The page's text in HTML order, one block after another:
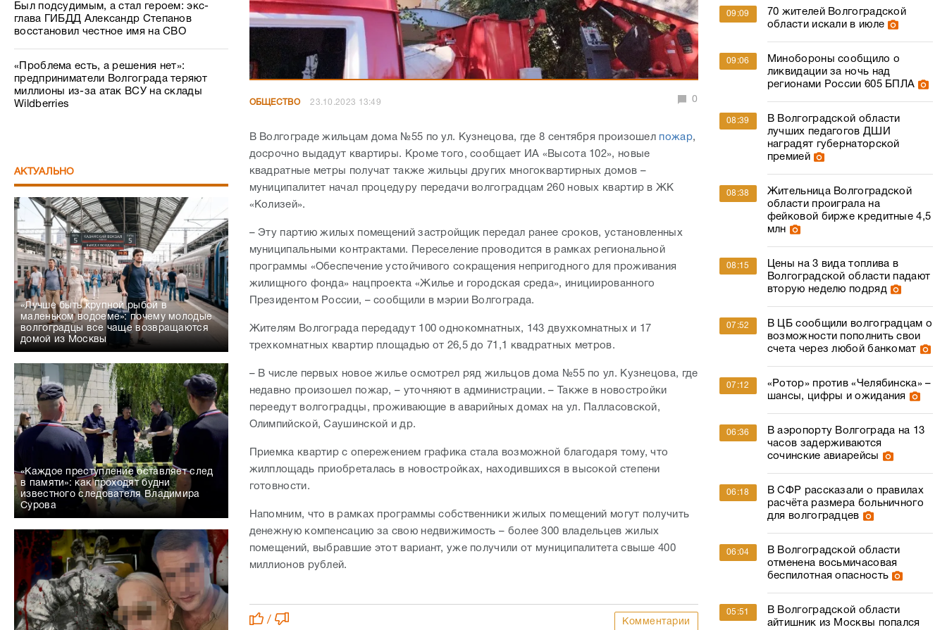
Был подсудимым, а стал героем: экс-
глава ГИБДД Александр Степанов
восстановил честное имя на СВО
«Проблема есть, а решения нет»:
предприниматели Волгограда теряют
миллионы из-за атак ВСУ на склады
Wildberries
АКТУАЛЬНО
«Лучше быть крупной рыбой в
маленьком водоеме»: почему молодые
волгоградцы все чаще возвращаются
домой из Москвы
«Каждое преступление оставляет след
в памяти»: как проходят будни
известного следователя Владимира
Сурова
ОБЩЕСТВО 23.10.2023 13:49 0
В Волгограде жильцам дома №55 по ул. Кузнецова, где 8 сентября произошел пожар,
досрочно выдадут квартиры. Кроме того, сообщает ИА «Высота 102», новые
квадратные метры получат также жильцы других многоквартирных домов –
муниципалитет начал процедуру передачи волгоградцам 260 новых квартир в ЖК
«Колизей».
– Эту партию жилых помещений застройщик передал ранее сроков, установленных
муниципальными контрактами. Переселение проводится в рамках региональной
программы «Обеспечение устойчивого сокращения непригодного для проживания
жилищного фонда» нацпроекта «Жилье и городская среда», инициированного
Президентом России, – сообщили в мэрии Волгограда.
Жителям Волгограда передадут 100 однокомнатных, 143 двухкомнатных и 17
трехкомнатных квартир площадью от 26,5 до 71,1 квадратных метров.
– В числе первых новое жилье осмотрел ряд жильцов дома №55 по ул. Кузнецова, где
недавно произошел пожар, – уточняют в администрации. – Также в новостройки
переедут волгоградцы, проживающие в аварийных домах на ул. Палласовской,
Олимпийской, Саушинской и др.
Приемка квартир с опережением графика стала возможной благодаря тому, что
жилплощадь приобреталась в новостройках, находившихся в высокой степени
готовности.
Напомним, что в рамках программы собственники жилых помещений могут получить
денежную компенсацию за свою недвижимость – более 300 владельцев жилых
помещений, выбравшие этот вариант, уже получили от муниципалитета свыше 400
миллионов рублей.
/ Комментарии
09:09
70 жителей Волгоградской
области искали в июле
09:06
Минобороны сообщило о
ликвидации за ночь над
регионами России 605 БПЛА
08:39
В Волгоградской области
лучших педагогов ДШИ
наградят губернаторской
премией
08:38
Жительница Волгоградской
области проиграла на
фейковой бирже кредитные 4,5
млн
08:15
Цены на 3 вида топлива в
Волгоградской области падают
вторую неделю подряд
07:52
В ЦБ сообщили волгоградцам о
возможности пополнить свои
счета через любой банкомат
07:12
«Ротор» против «Челябинска» –
шансы, цифры и ожидания
06:36
В аэропорту Волгограда на 13
часов задерживаются
сочинские авиарейсы
06:18
В СФР рассказали о правилах
расчёта размера больничного
для волгоградцев
06:04
В Волгоградской области
отменена восьмичасовая
беспилотная опасность
05:51
В Волгоградской области
айтишник из Москвы попался